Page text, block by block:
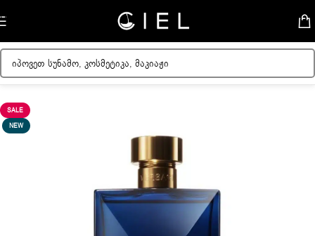
Skip to navigation
მთავარი/მამაკაცის სუნამოები/მამაკაცის ცივი სუნამოები
SALE
NEW